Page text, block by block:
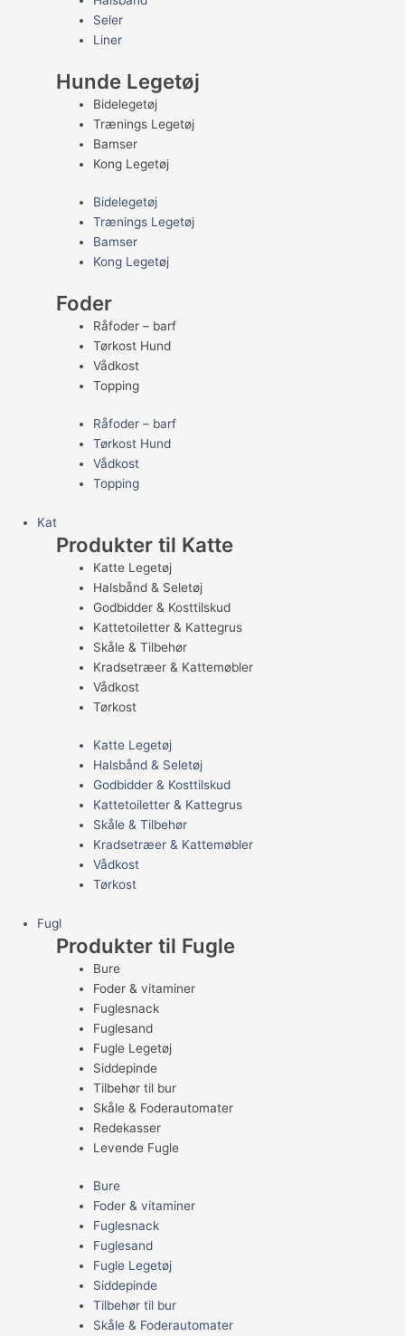
Seler
Liner
Hunde Legetøj
Bidelegetøj
Trænings Legetøj
Bamser
Kong Legetøj
Bidelegetøj
Trænings Legetøj
Bamser
Kong Legetøj
Foder
Råfoder – barf
Tørkost Hund
Vådkost
Topping
Råfoder – barf
Tørkost Hund
Vådkost
Topping
Kat
Produkter til Katte
Katte Legetøj
Halsbånd & Seletøj
Godbidder & Kosttilskud
Kattetoiletter & Kattegrus
Skåle & Tilbehør
Kradsetræer & Kattemøbler
Vådkost
Tørkost
Katte Legetøj
Halsbånd & Seletøj
Godbidder & Kosttilskud
Kattetoiletter & Kattegrus
Skåle & Tilbehør
Kradsetræer & Kattemøbler
Vådkost
Tørkost
Fugl
Produkter til Fugle
Bure
Foder & vitaminer
Fuglesnack
Fuglesand
Fugle Legetøj
Siddepinde
Tilbehør til bur
Skåle & Foderautomater
Redekasser
Levende Fugle
Bure
Foder & vitaminer
Fuglesnack
Fuglesand
Fugle Legetøj
Siddepinde
Tilbehør til bur
Skåle & Foderautomater